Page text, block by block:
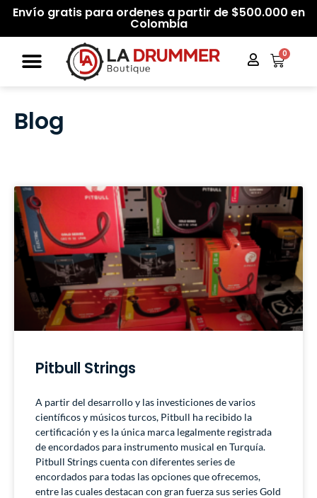
Envío gratis para ordenes a partir de $500.000 en
Colombia
0
Blog
Pitbull Strings
A partir del desarrollo y las investiciones de varios
científicos y músicos turcos, Pitbull ha recibido la
certificación y es la única marca legalmente registrada
de encordados para instrumento musical en Turquía.
Pitbull Strings cuenta con diferentes series de
encordados para todas las opciones que ofrecemos,
entre las cuales destacan con gran fuerza sus series Gold